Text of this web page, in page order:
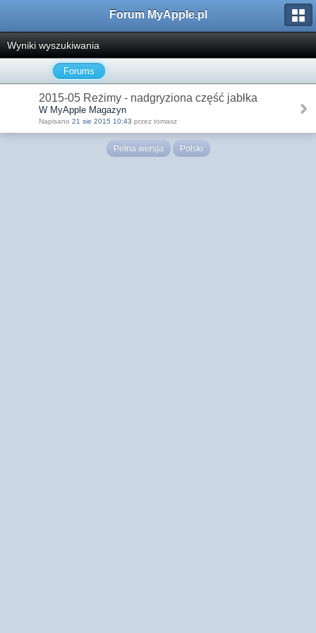
Forum MyApple.pl
Wyniki wyszukiwania
Forums
2015-05 Reżimy - nadgryziona część jabłka
W MyApple Magazyn
Napisano 21 sie 2015 10:43 przez tomasz
Pełna wersja Polski